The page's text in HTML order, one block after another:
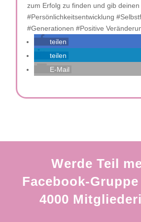
zum Erfolg zu finden und gib
#Persönlichkeitsentwicklung
#Generationen #Positive
teilen
teilen
E-Mail
Werde Teil
Facebook-
4000